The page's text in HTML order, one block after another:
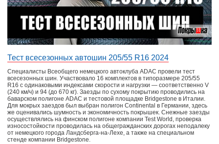
Тест всесезонных автошин 205/55 R16 2024
Специалисты Всеобщего немецкого автоклуба ADAC провели тест
всесезонных шин. Участвовало 16 комплектов в типоразмере 205/55
R16 с одинаковыми индексами скорости и нагрузки — соответственно V
(240 км/ч) и 94 (до 670 кг). Заезды по сухому покрытию проводились на
баварском полигоне ADAC и тестовой площадке Bridgestone в Италии.
Для мокрых заездов был выбран полигон Continental в Германии, здесь
же оценивались шумность и экономичность покрышек. Снежные заезды
осуществлялись на финском полигоне компании Test World, проверка
износостойкости проводилась на общегражданских дорогах неподалеку
от немецкого города Ландсберга-на-Лехе, а также на специальном
стенде компании Bridgestone.